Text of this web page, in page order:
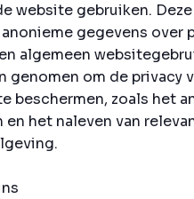
website gebruiken.
gegevens over
algemeen
genomen om de privacy
beschermen, zoals het
en het naleven van